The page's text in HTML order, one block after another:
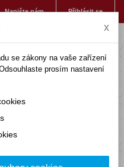
Přihlásit se
Napište nám
x
se zákony na vaše zařízení
prosím nastavení